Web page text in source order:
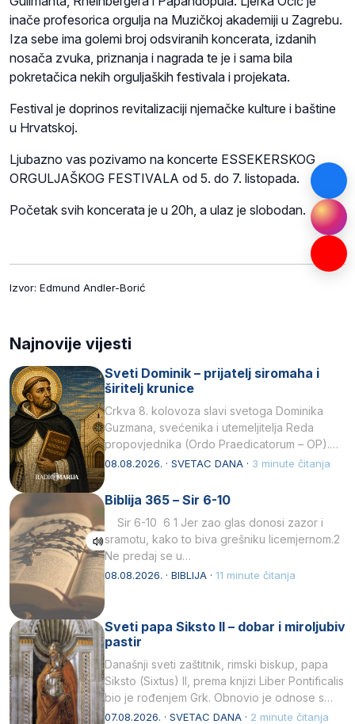
inače profesorica orgulja na Muzičkoj akademiji u Zagrebu.
Iza sebe ima golemi broj odsviranih koncerata, izdanih
nosača zvuka, priznanja i nagrada te je i sama bila
pokretačica nekih orguljaških festivala i projekata.
Festival je doprinos revitalizaciji njemačke kulture i baštine
u Hrvatskoj.
Ljubazno vas pozivamo na koncerte ESSEKERSKOG
ORGULJAŠKOG FESTIVALA od 5. do 7. listopada.
Početak svih koncerata je u 20h, a ulaz je slobodan.
Izvor: Edmund Andler-Borić
Najnovije vijesti
Sveti Dominik – prijatelj siromaha i
širitelj krunice
Crkva 8. kolovoza slavi svetoga Dominika
Guzmana, svećenika i utemeljitelja Reda
propovjednika (Ordo Praedicatorum – OP).
Svojim životom, dubokom ljubavlju prema
08.08.2026. · SVETAC DANA · 3 minute čitanja
Biblija 365 – Sir 6-10
Sir 6-10 6 1 Jer zao glas donosi zazor i
sramotu, kako to biva grešniku licemjernom.2
Ne predaj se u…
08.08.2026. · BIBLIJA · 11 minute čitanja
Sveti papa Siksto II – dobar i miroljubiv
pastir
Današnji sveti zaštitnik, rimski biskup, papa
Siksto (Sixtus) II, prema knjizi Liber Pontificalis
bio je rođenjem Grk. Obnovio je odnose s
afričkim…
07.08.2026. · SVETAC DANA · 2 minute čitanja